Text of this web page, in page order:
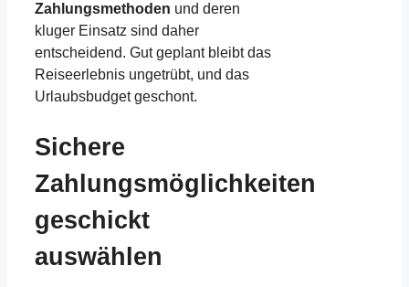
Zahlungsmethoden und deren
kluger Einsatz sind daher
entscheidend. Gut geplant bleibt das
Reiseerlebnis ungetrübt, und das
Urlaubsbudget geschont.
Sichere
Zahlungsmöglichkeiten
geschickt
auswählen